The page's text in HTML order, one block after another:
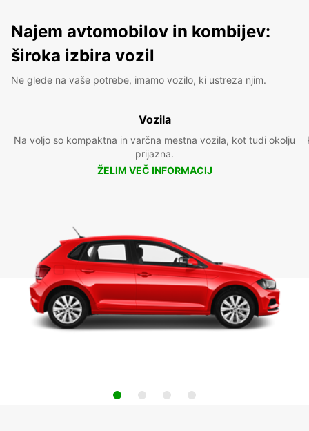
Najem avtomobilov in kombijev:
široka izbira vozil
Ne glede na vaše potrebe, imamo vozilo, ki ustreza njim.
Vozila
Na voljo so kompaktna in varčna mestna vozila, kot tudi okolju
prijazna.
ŽELIM VEČ INFORMACIJ